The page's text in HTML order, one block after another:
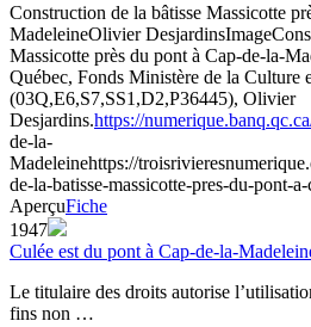
Construction de la bâtisse Massicotte
MadeleineOlivier DesjardinsImage
Massicotte près du pont à Cap-de-la-
Québec, Fonds Ministère de la Culture
(03Q,E6,S7,SS1,D2,P36445), Olivier
Desjardins.https://
de-la-
Madeleinehttps://
de-la-batisse-massicotte-pres-du-pont-
AperçuFiche
1947
Culée est du pont à Cap-de-la-
Le titulaire des droits autorise
fins non …